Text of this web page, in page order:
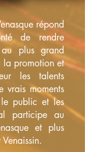
répond
de rendre
plus grand
la promotion et
les talents
vrais moments
public et les
participe au
et plus